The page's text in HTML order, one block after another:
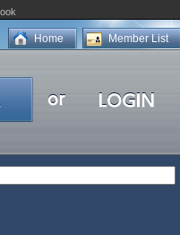
Member List
Home